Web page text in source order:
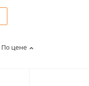
По цене